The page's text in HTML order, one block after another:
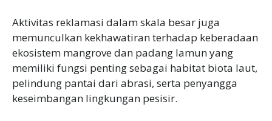
Aktivitas reklamasi dalam skala besar juga
memunculkan kekhawatiran terhadap keberadaan
ekosistem mangrove dan padang lamun yang
memiliki fungsi penting sebagai habitat biota laut,
pelindung pantai dari abrasi, serta penyangga
keseimbangan lingkungan pesisir.